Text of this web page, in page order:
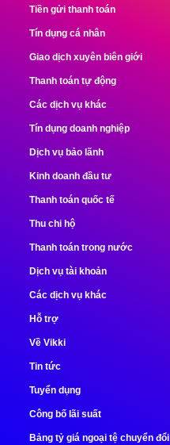
Tiền gửi thanh toán
Tín dụng cá nhân
Giao dịch xuyên biên giới
Thanh toán tự động
Các dịch vụ khác
Tín dụng doanh nghiệp
Dịch vụ bảo lãnh
Kinh doanh đầu tư
Thanh toán quốc tế
Thu chi hộ
Thanh toán trong nước
Dịch vụ tài khoản
Các dịch vụ khác
Hỗ trợ
Về Vikki
Tin tức
Tuyển dụng
Công bố lãi suất
Bảng tỷ giá ngoại tệ chuyển đổi